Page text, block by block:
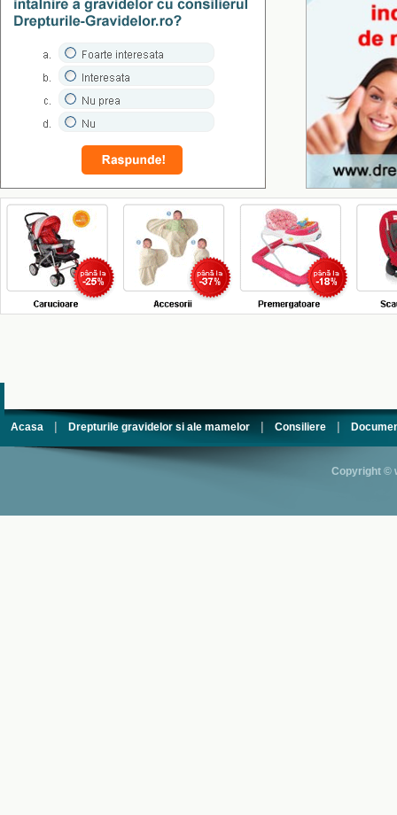
Acasa |Drepturile gravidelor si ale mamelor |Consiliere |
Copyright ©